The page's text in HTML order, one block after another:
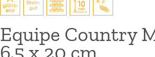
Equipe Country
6,5 x 20 cm